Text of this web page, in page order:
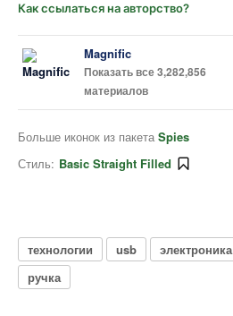
Как ссылаться на авторство?
Magnific
Показать все 3,282,856
материалов
Больше иконок из пакета Spies
Стиль: Basic Straight Filled
технологии usb электроника
ручка